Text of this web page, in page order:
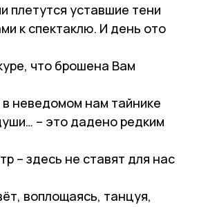
плетутся уставшие тени
к спектаклю. И день ото
что брошена Вам
неведомом нам тайнике
– это дадено редким
– здесь не ставят для нас
воплощаясь, танцуя,